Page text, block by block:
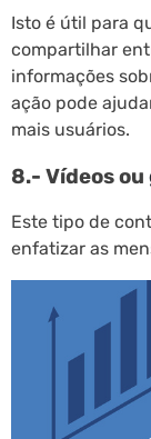
Isto é útil para
compartilhar
informações
ação pode
mais usuários.
8.- Vídeos ou
Este tipo de
enfatizar as